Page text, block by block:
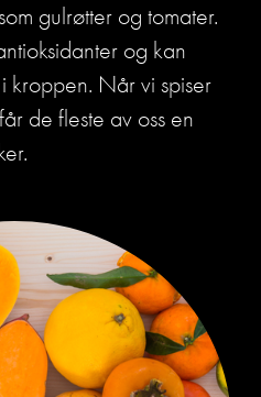
gulrøtter og tomater.
og kan
kroppen. Når vi spiser
de fleste av oss en